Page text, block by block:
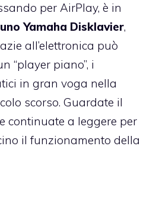
per AirPlay, è in
uno Yamaha Disklavier,
all’elettronica può
“player piano”, i
in gran voga nella
scorso. Guardate il
continuate a leggere per
il funzionamento della